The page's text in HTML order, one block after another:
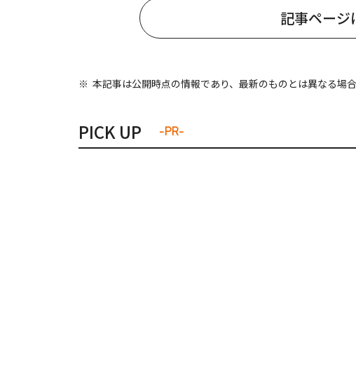
記事ページ
本記事は公開時点の情報であり、最新のものとは異なる場
PICK UP -PR-